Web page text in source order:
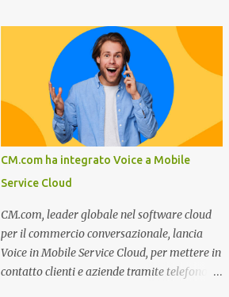
su come rispondere alle aspettative del c...
Novembre e per tutto il mese di Dicembre il
portale e motore di ricerca aziendale
caminisulweb.it , specializzato nel campo
degli impianti di riscaldamento, stufe e
camini, e fumisteria in generale offre la
registrazione gratuita a vantaggio di tutte le
aziende operanti nel settore. E’ possibile
infatti all’interno del sito inserire
gratuitamente i propri dati aziendali,
indirizzi, recapiti, recensione (che verrà
corretta, migliorata e modificata
all’occorrenza da redattori specializzati),
immagini dei prodotti e fino a un massimo
CM.com ha integrato Voice a Mobile
Service Cloud
CM.com, leader globale nel software cloud
per il commercio conversazionale, lancia
Voice in Mobile Service Cloud, per mettere in
contatto clienti e aziende tramite telefono e